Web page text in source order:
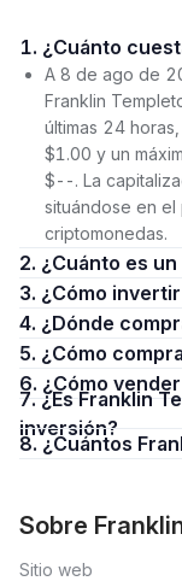
1. ¿Cuánto
A 8 de ago de
Franklin
últimas 24
$1.00 y un
$--. La
situándose en
criptomonedas.
2. ¿Cuánto es
3. ¿Cómo
4. ¿Dónde
5. ¿Cómo
6. ¿Cómo
7. ¿Es Franklin Templeton BENJI una buena
inversión?
8. ¿Cuántos
Sobre
Sitio web